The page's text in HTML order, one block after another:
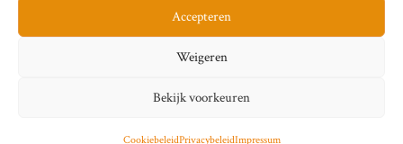
Accepteren
Weigeren
Bekijk voorkeuren
CookiebeleidPrivacybeleidImpressum
Sitemap Contact Privacybeleid (EU)
Impressum
Cookiebeleid (EU)